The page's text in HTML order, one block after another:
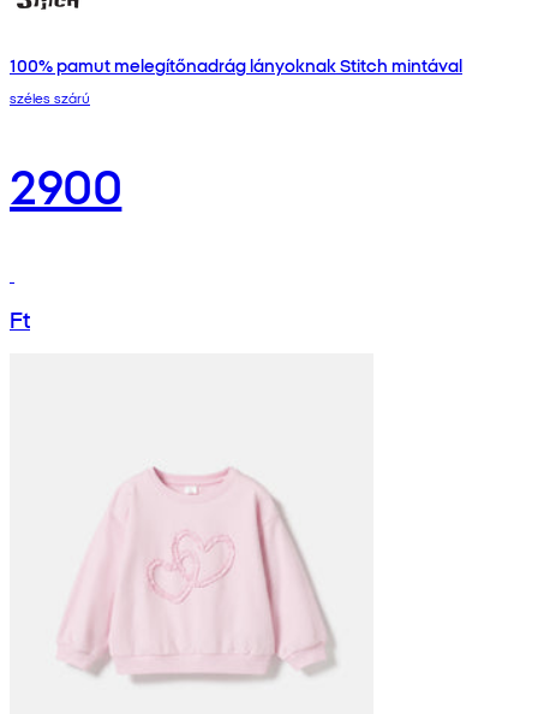
100% pamut melegítőnadrág lányoknak Stitch mintával
széles szárú
2900
Ft